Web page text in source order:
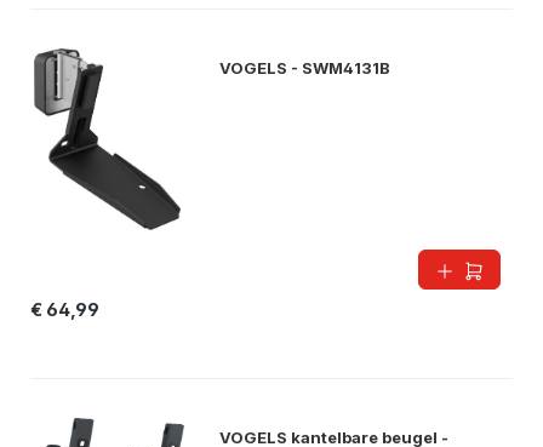
VOGELS - SWM4131B
€ 64,99
VOGELS kantelbare beugel -